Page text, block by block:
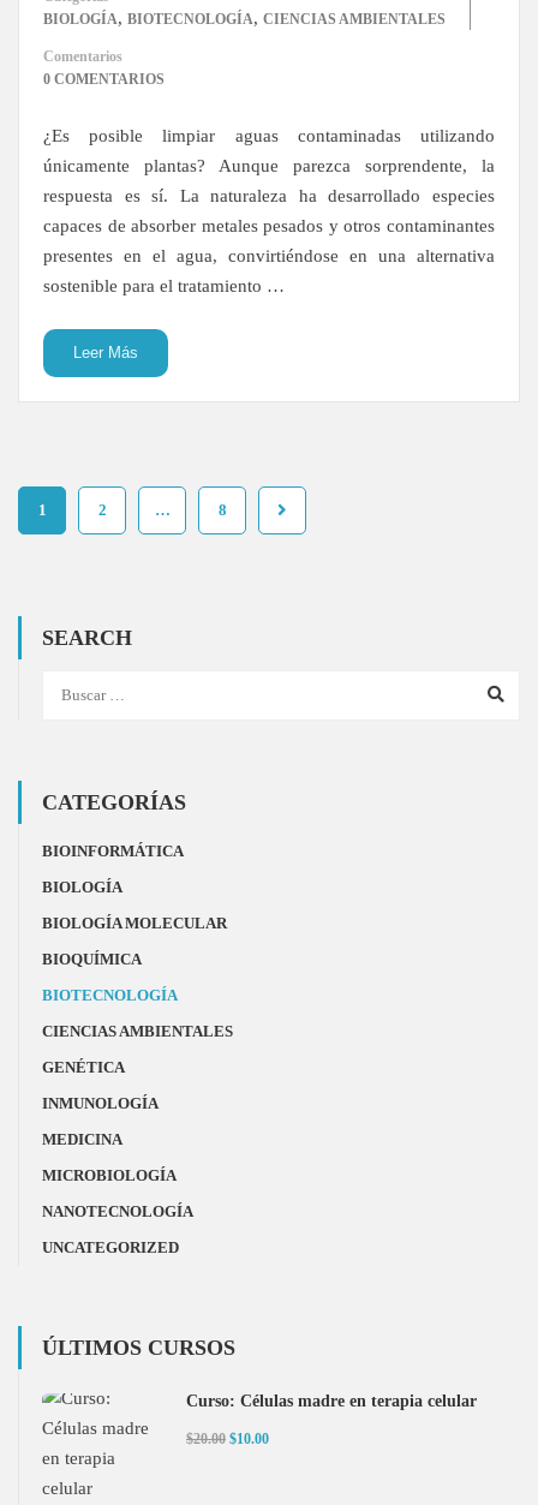
BIOLOGÍA, BIOTECNOLOGÍA, CIENCIAS AMBIENTALES
Comentarios
0 COMENTARIOS
¿Es posible limpiar aguas contaminadas utilizando
únicamente plantas? Aunque parezca sorprendente, la
respuesta es sí. La naturaleza ha desarrollado especies
capaces de absorber metales pesados y otros contaminantes
presentes en el agua, convirtiéndose en una alternativa
sostenible para el tratamiento …
Leer Más
1 2 … 8
SEARCH
CATEGORÍAS
BIOINFORMÁTICA
BIOLOGÍA
BIOLOGÍA MOLECULAR
BIOQUÍMICA
BIOTECNOLOGÍA
CIENCIAS AMBIENTALES
GENÉTICA
INMUNOLOGÍA
MEDICINA
MICROBIOLOGÍA
NANOTECNOLOGÍA
UNCATEGORIZED
ÚLTIMOS CURSOS
Curso: Células madre en terapia celular
$20.00 $10.00